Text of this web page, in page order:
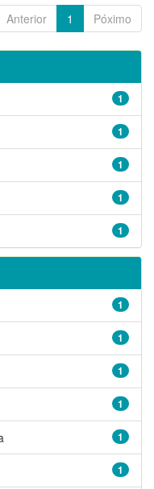
Anterior 1 Póximo
1
1
1
1
1
1
1
1
1
1
1